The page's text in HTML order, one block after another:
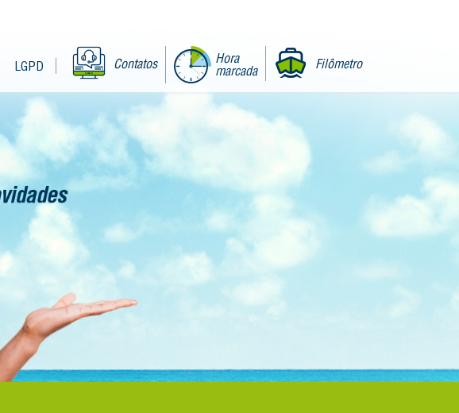
Contatos
Hora
marcada
Filômetro
LGPD